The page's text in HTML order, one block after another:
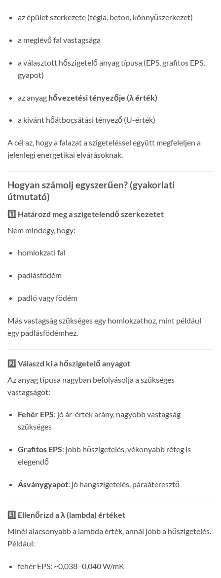
az épület szerkezete (tégla, beton, könnyűszerkezet)
a meglévő fal vastagsága
a választott hőszigetelő anyag típusa (EPS, grafitos EPS,
gyapot)
az anyag hővezetési tényezője (λ érték)
a kívánt hőátbocsátási tényező (U-érték)
A cél az, hogy a falazat a szigeteléssel együtt megfeleljen a
jelenlegi energetikai elvárásoknak.
Hogyan számolj egyszerűen? (gyakorlati
útmutató)
1️⃣ Határozd meg a szigetelendő szerkezetet
Nem mindegy, hogy:
homlokzati fal
padlásfödém
padló vagy födém
Más vastagság szükséges egy homlokzathoz, mint például
egy padlásfödémhez.
2️⃣ Válaszd ki a hőszigetelő anyagot
Az anyag típusa nagyban befolyásolja a szükséges
vastagságot:
Fehér EPS: jó ár-érték arány, nagyobb vastagság
szükséges
Grafitos EPS: jobb hőszigetelés, vékonyabb réteg is
elegendő
Ásványgyapot: jó hangszigetelés, páraáteresztő
3️⃣ Ellenőrizd a λ (lambda) értéket
Minél alacsonyabb a lambda érték, annál jobb a hőszigetelés.
Például:
fehér EPS: ~0,038–0,040 W/mK